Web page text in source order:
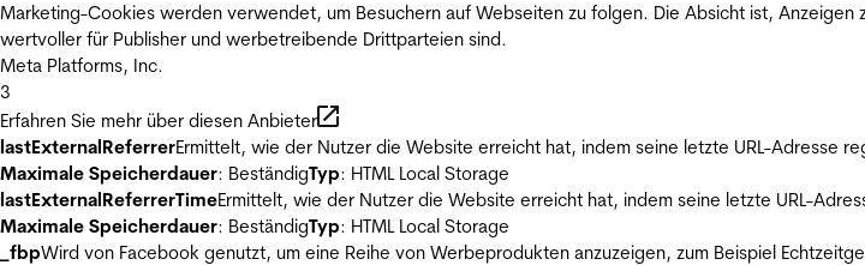
Marketing-Cookies werden verwendet, um Besuchern auf Webseiten zu folgen. Die Absicht ist,
wertvoller für Publisher und werbetreibende Drittparteien sind.
Meta Platforms, Inc.
3
Erfahren Sie mehr über diesen Anbieter
lastExternalReferrerErmittelt, wie der Nutzer die Website erreicht hat, indem seine letzte URL-Adresse
Maximale Speicherdauer: BeständigTyp: HTML Local Storage
lastExternalReferrerTimeErmittelt, wie der Nutzer die Website erreicht hat, indem seine letzte URL-
Maximale Speicherdauer: BeständigTyp: HTML Local Storage
_fbpWird von Facebook genutzt, um eine Reihe von Werbeprodukten anzuzeigen, zum Beispiel